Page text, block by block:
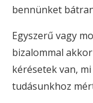
bennünket
Egyszerű vagy
bizalommal
kérésetek van,
tudásunkhoz